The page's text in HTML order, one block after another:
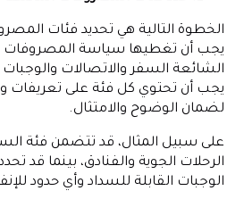
الخطوة التالية هي تحديد فئات
يجب أن تغطيها سياسة المصروفات
الشائعة السفر والاتصالات والوجبات
يجب أن تحتوي كل فئة على تعريفات
لضمان الوضوح والامتثال.
على سبيل المثال، قد تتضمن فئة
الرحلات الجوية والفنادق، بينما قد
الوجبات القابلة للسداد وأي حدود